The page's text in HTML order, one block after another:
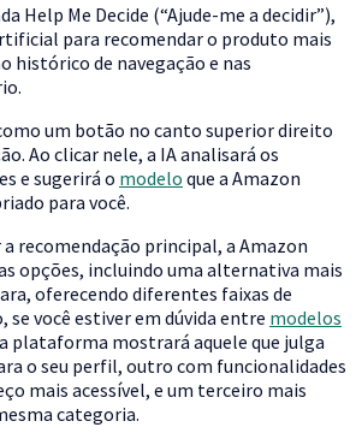
Help Me Decide (“Ajude-me a decidir”),
para recomendar o produto mais
histórico de navegação e nas
um botão no canto superior direito
Ao clicar nele, a IA analisará os
e sugerirá o modelo que a Amazon
para você.
recomendação principal, a Amazon
opções, incluindo uma alternativa mais
oferecendo diferentes faixas de
se você estiver em dúvida entre modelos
plataforma mostrará aquele que julga
o seu perfil, outro com funcionalidades
mais acessível, e um terceiro mais
categoria.